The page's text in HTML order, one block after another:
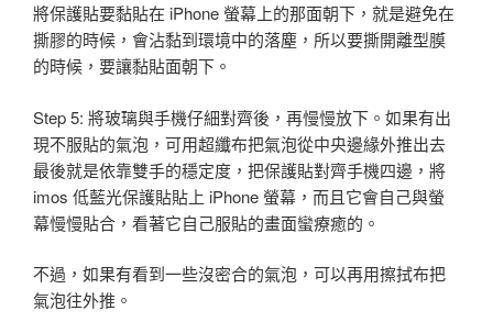
將保護貼要黏貼在 iPhone 螢幕上的那面朝下，就是避免在
撕膠的時候，會沾黏到環境中的落塵，所以要撕開離型膜
的時候，要讓黏貼面朝下。
Step 5: 將玻璃與手機仔細對齊後，再慢慢放下。如果有出
現不服貼的氣泡，可用超纖布把氣泡從中央邊緣外推出去
最後就是依靠雙手的穩定度，把保護貼對齊手機四邊，將
imos 低藍光保護貼貼上 iPhone 螢幕，而且它會自己與螢
幕慢慢貼合，看著它自己服貼的畫面蠻療癒的。
不過，如果有看到一些沒密合的氣泡，可以再用擦拭布把
氣泡往外推。